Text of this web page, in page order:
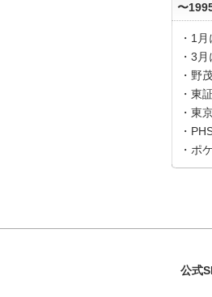
〜
・1
・3
・野
・東
・東
・
・ポ
公式